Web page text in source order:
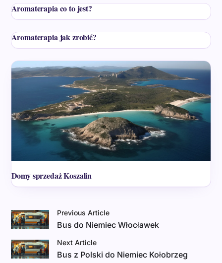
Aromaterapia co to jest?
Aromaterapia jak zrobić?
Domy sprzedaż Koszalin
Previous Article
Bus do Niemiec Włocławek
Next Article
Bus z Polski do Niemiec Kołobrzeg